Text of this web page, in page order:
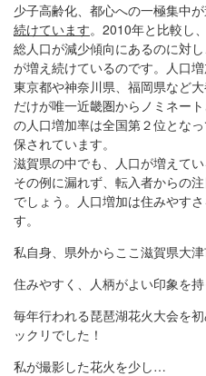
少子高齢化、都心への一極集中が
続けています。2010年と比較し
総人口が減少傾向にあるのに対
が増え続けているのです。人口
東京都や神奈川県、福岡県など
だけが唯一近畿圏からノミネー
の人口増加率は全国第２位とな
保されています。
滋賀県の中でも、人口が増えて
その例に漏れず、転入者からの
でしょう。人口増加は住みやす
す。
私自身、県外からここ滋賀県大
住みやすく、人柄がよい印象を持
毎年行われる琵琶湖花火大会を
ックリでした！
私が撮影した花火を少し…